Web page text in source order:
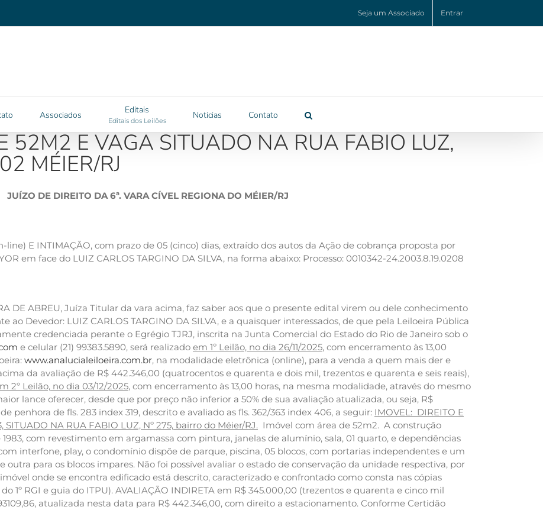
Seja um Associado Entrar
Associados Editais
Editais dos Leilões
Noticias Contato
52M2 E VAGA SITUADO NA RUA FABIO LUZ,
MÉIER/RJ
JUÍZO DE DIREITO DA 6ª. VARA CÍVEL REGIONA DO MÉIER/RJ
line) E INTIMAÇÃO, com prazo de 05 (cinco) dias, extraído dos autos da Ação de cobrança proposta por
em face do LUIZ CARLOS TARGINO DA SILVA, na forma abaixo: Processo: 0010342-24.2003.8.19.0208
DE ABREU, Juíza Titular da vara acima, faz saber aos que o presente edital virem ou dele conhecimento
ao Devedor: LUIZ CARLOS TARGINO DA SILVA, e a quaisquer interessados, de que pela Leiloeira Pública
credenciada perante o Egrégio TJRJ, inscrita na Junta Comercial do Estado do Rio de Janeiro sob o
e celular (21) 99383.5890, será realizado em 1º Leilão, no dia 26/11/2025, com encerramento às 13,00
www.analucialeiloeira.com.br, na modalidade eletrônica (online), para a venda a quem mais der e
da avaliação de R$ 442.346,00 (quatrocentos e quarenta e dois mil, trezentos e quarenta e seis reais),
2º Leilão, no dia 03/12/2025, com encerramento às 13,00 horas, na mesma modalidade, através do mesmo
lance oferecer, desde que por preço não inferior a 50% de sua avaliação atualizada, ou seja, R$
penhora de fls. 283 index 319, descrito e avaliado as fls. 362/363 index 406, a seguir: IMOVEL: DIREITO E
SITUADO NA RUA FABIO LUZ, Nº 275, bairro do Méier/RJ. Imóvel com área de 52m2. A construção
com revestimento em argamassa com pintura, janelas de alumínio, sala, 01 quarto, e dependências
interfone, play, o condomínio dispõe de parque, piscina, 05 blocos, com portarias independentes e um
outra para os blocos impares. Não foi possível avaliar o estado de conservação da unidade respectiva, por
onde se encontra edificado está descrito, caracterizado e confrontado como consta nas cópias
1º RGI e guia do ITPU). AVALIAÇÃO INDIRETA em R$ 345.000,00 (trezentos e quarenta e cinco mil
atualizada nesta data para R$ 442.346,00, com direito a estacionamento. Conforme Certidão